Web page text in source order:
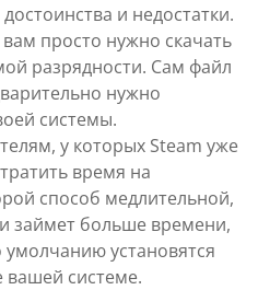
и недостатки.
просто нужно скачать
разрядности. Сам файл
нужно
системы.
у которых Steam уже
время на
способ медлительной,
займет больше времени,
установятся
вашей системе.